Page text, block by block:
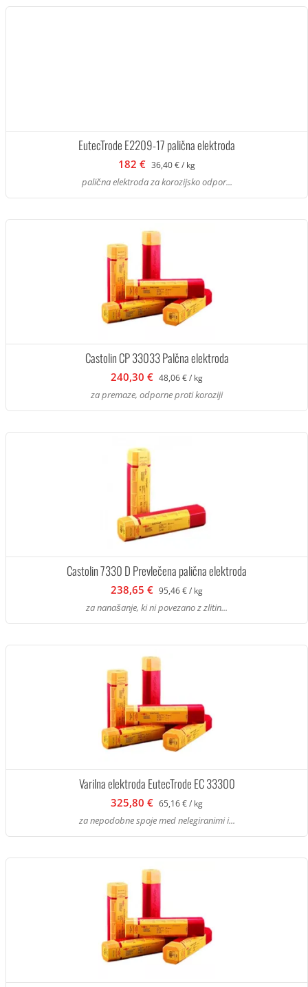
EutecTrode E2209-17 palična elektroda
182 € 36,40 € / kg
palična elektroda za korozijsko odpor...
Castolin CP 33033 Palčna elektroda
240,30 € 48,06 € / kg
za premaze, odporne proti koroziji
Castolin 7330 D Prevlečena palična elektroda
238,65 € 95,46 € / kg
za nanašanje, ki ni povezano z zlitin...
Varilna elektroda EutecTrode EC 33300
325,80 € 65,16 € / kg
za nepodobne spoje med nelegiranimi i...